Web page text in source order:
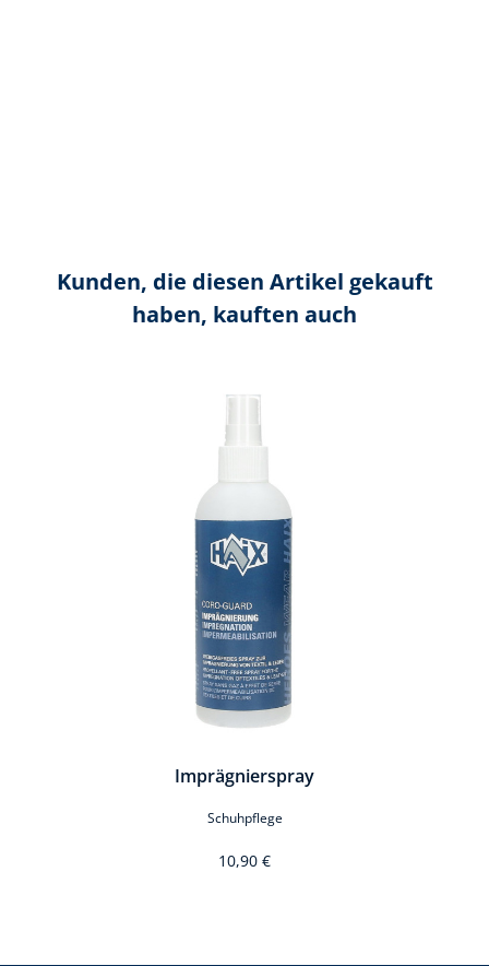
Kunden, die diesen Artikel gekauft
haben, kauften auch
Produktgalerie überspringen
Imprägnierspray
Schuhpflege
10,90 €